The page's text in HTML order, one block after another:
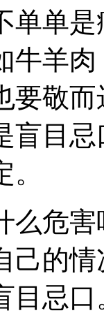
单单
牛羊
要敬
盲目
么危
己的
目忌口